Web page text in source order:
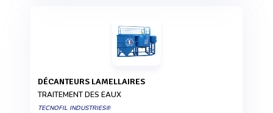
DÉCANTEURS LAMELLAIRES
TRAITEMENT DES EAUX
TECNOFIL INDUSTRIES®